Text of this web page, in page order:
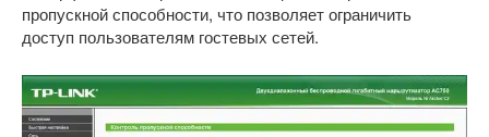
пропускной способности, что позволяет ограничить
доступ пользователям гостевых сетей.